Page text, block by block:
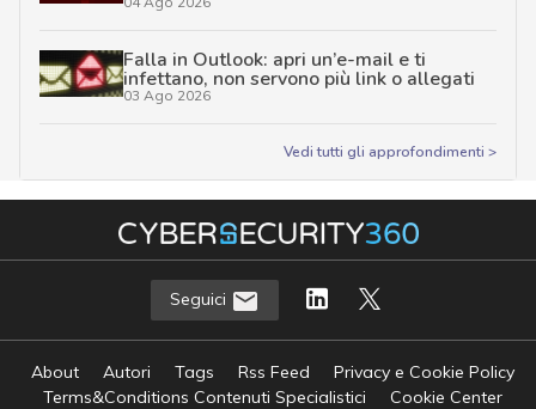
Falla in Outlook: apri un’e-mail e ti
infettano, non servono più link o allegati
03 Ago 2026
Vedi tutti gli approfondimenti >
Seguici
About Autori Tags Rss Feed
Privacy e Cookie Policy
Terms&Conditions Contenuti Specialistici
Cookie Center